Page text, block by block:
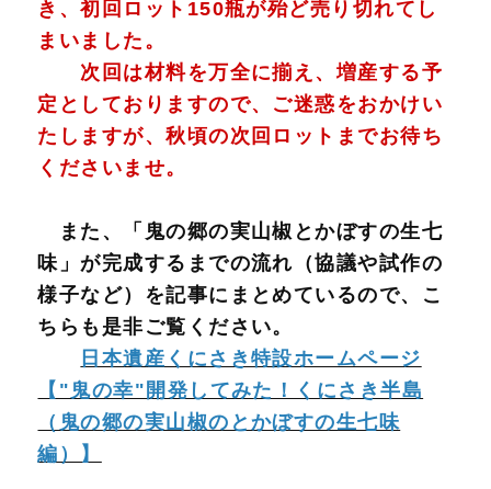
き、初回ロット150瓶が殆ど売り切れてし
まいました。
次回は材料を万全に揃え、増産する予
定としておりますので、ご迷惑をおかけい
たしますが、秋頃の次回ロットまでお待ち
くださいませ。
また、「鬼の郷の実山椒とかぼすの生七
味」が完成するまでの流れ（協議や試作の
様子など）を記事にまとめているので、こ
ちらも是非ご覧ください。
日本遺産くにさき特設ホームページ
【"鬼の幸"開発してみた！くにさき半島
（鬼の郷の実山椒のとかぼすの生七味
編）】